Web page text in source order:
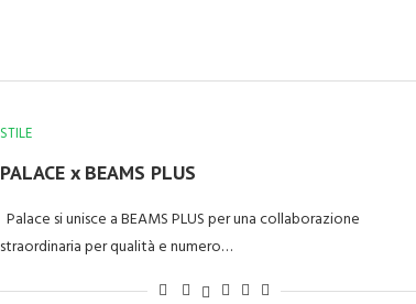
STILE
PALACE x BEAMS PLUS
Palace si unisce a BEAMS PLUS per una collaborazione
straordinaria per qualità e numero…